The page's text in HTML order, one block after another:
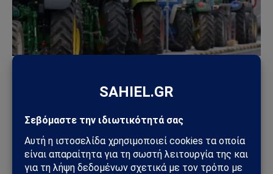
Ξεσηκώνονται οι αγρότες: Μεγάλο συλλαλητήριο
Αιτωλοακαρνανία, Ηλεία και Αχαΐα